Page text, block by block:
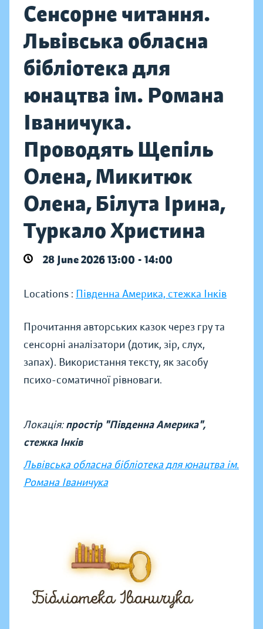
Сенсорне читання.
Львівська обласна
бібліотека для
юнацтва ім. Романа
Іваничука.
Проводять Щепіль
Олена, Микитюк
Олена, Білута Ірина,
Туркало Христина
28 June 2026 13:00 - 14:00
Locations : Південна Америка, стежка Інків
Прочитання авторських казок через гру та
сенсорні аналізатори (дотик, зір, слух,
запах). Використання тексту, як засобу
психо-соматичної рівноваги.
Локація:простір "Південна Америка",
стежка Інків
Львівська обласна бібліотека для юнацтва ім.
Романа Іваничука